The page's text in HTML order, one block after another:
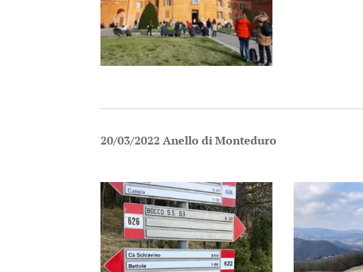
20/03/2022 Anello di Monteduro